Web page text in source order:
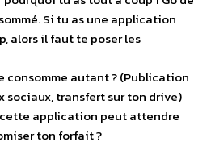
Si tu as une application
alors il faut te poser les
consomme autant ? (Publication
sociaux, transfert sur ton drive)
application peut attendre
ton forfait ?